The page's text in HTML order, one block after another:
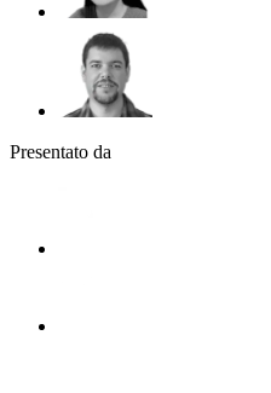
Presentato da